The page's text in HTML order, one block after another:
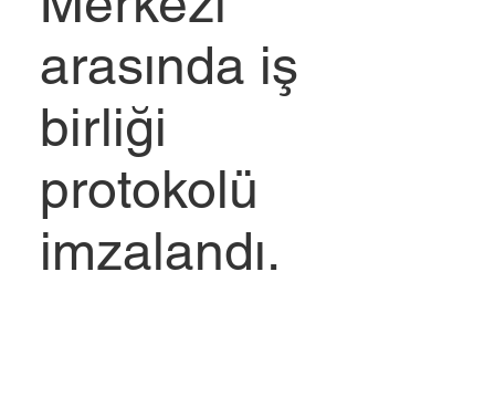
arasında iş
birliği
protokolü
imzalandı.